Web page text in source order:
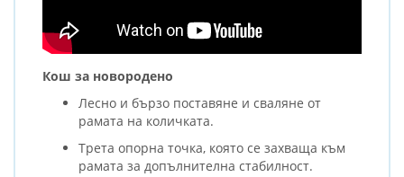
Кош за новородено
Лесно и бързо поставяне и сваляне от
рамата на количката.
Трета опорна точка, която се захваща към
рамата за допълнителна стабилност.